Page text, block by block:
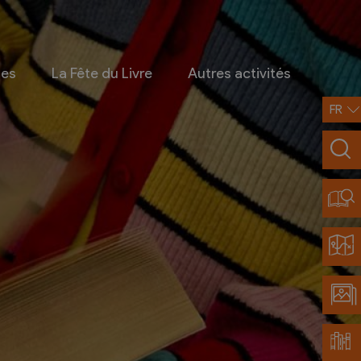
La Fête du Livre Autres activités
Infos pratiques
Contact
Accès et transports
Restaurants partenaires
Découvrir Chamoson
FR